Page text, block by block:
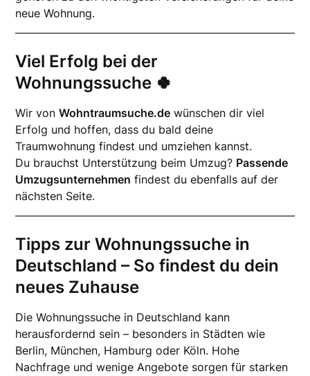
neue Wohnung.
Viel Erfolg bei der
Wohnungssuche 🍀
Wir vonWohntraumsuche.de wünschen dir viel
Erfolg und hoffen, dass du bald deine
Traumwohnung findest und umziehen kannst.
Du brauchst Unterstützung beim Umzug? Passende
Umzugsunternehmen findest du ebenfalls auf der
nächsten Seite.
Tipps zur Wohnungssuche in
Deutschland – So findest du dein
neues Zuhause
Die Wohnungssuche in Deutschland kann
herausfordernd sein – besonders in Städten wie
Berlin, München, Hamburg oder Köln. Hohe
Nachfrage und wenige Angebote sorgen für starken